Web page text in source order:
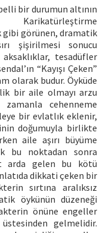
bir durumun altının
gibi görünen, dramatik
şişirilmesi sonucu
tesadüfler
“Kayışı Çeken”
olarak budur. Öyküde
bir aile olmayı arzu
cehenneme
bir evlatlık eklenir,
doğumuyla birlikte
aile aşırı büyüme
bu noktadan sonra
arda gelen bu kötü
dikkati çeken bir
sırtına aralıksız
öykünün düzeneği
önüne engeller
gelmelidir.